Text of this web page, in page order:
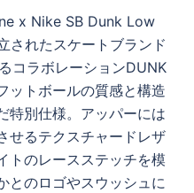
を
再
生
x Nike SB Dunk Low
されたスケートブランド
コラボレーションDUNK
ットボールの質感と構造
特別仕様。アッパーには
せるテクスチャードレザ
トのレースステッチを模
とのロゴやスウッシュに